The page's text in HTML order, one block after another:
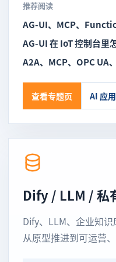
推荐阅读
AG-UI、MCP、
AG-UI 在 IoT 控制台里
A2A、MCP、OPC UA
查看专题页 AI 应
Dify / LLM / 私
Dify、LLM、企业知
从原型推进到可运营